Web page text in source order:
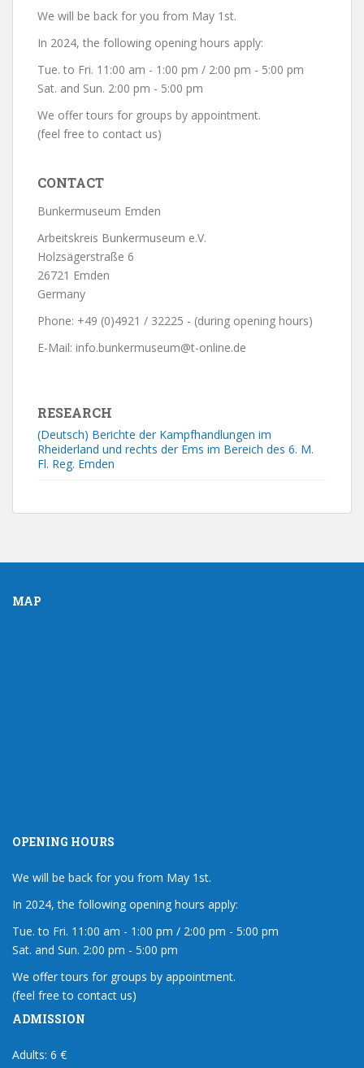
We will be back for you from May 1st.
In 2024, the following opening hours apply:
Tue. to Fri. 11:00 am - 1:00 pm / 2:00 pm - 5:00 pm
Sat. and Sun. 2:00 pm - 5:00 pm
We offer tours for groups by appointment.
(feel free to contact us)
CONTACT
Bunkermuseum Emden
Arbeitskreis Bunkermuseum e.V.
Holzsägerstraße 6
26721 Emden
Germany
Phone: +49 (0)4921 / 32225 - (during opening hours)
E-Mail: info.bunkermuseum@t-online.de
RESEARCH
(Deutsch) Berichte der Kampfhandlungen im
Rheiderland und rechts der Ems im Bereich des 6. M.
Fl. Reg. Emden
MAP
OPENING HOURS
We will be back for you from May 1st.
In 2024, the following opening hours apply:
Tue. to Fri. 11:00 am - 1:00 pm / 2:00 pm - 5:00 pm
Sat. and Sun. 2:00 pm - 5:00 pm
We offer tours for groups by appointment.
(feel free to contact us)
ADMISSION
Adults: 6 €